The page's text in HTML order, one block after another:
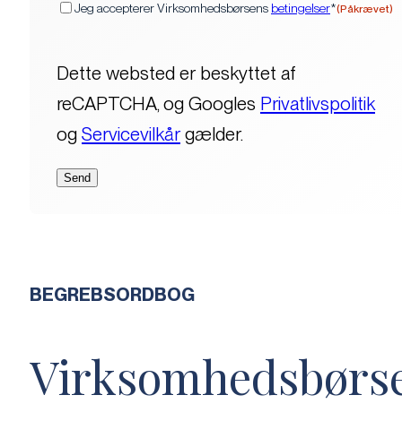
Jeg accepterer Virksomhedsbørsens betingelser*(Påkrævet)
Dette websted er beskyttet af
reCAPTCHA, og Googles Privatlivspolitik
og Servicevilkårgælder.
BEGREBSORDBOG